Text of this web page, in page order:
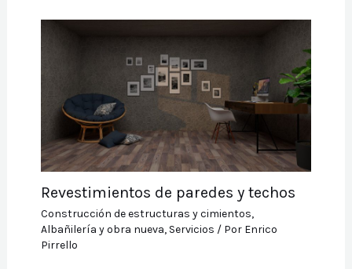
Revestimientos de paredes y techos
Construcción de estructuras y cimientos,
Albañilería y obra nueva, Servicios / Por Enrico
Pirrello